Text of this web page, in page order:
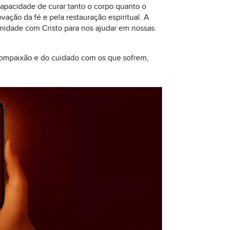
de curar tanto o corpo quanto o
da fé e pela restauração espiritual. A
com Cristo para nos ajudar em nossas
e do cuidado com os que sofrem,